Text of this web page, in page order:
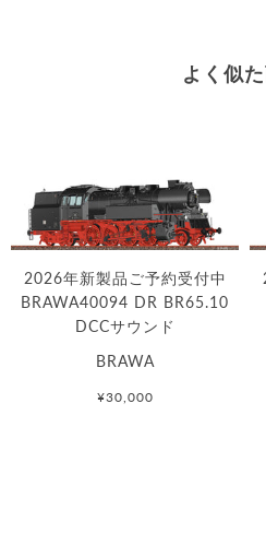
よく似
2026年新製品ご予約受付中
BRAWA40094 DR BR65.10
DCCサウンド
BRAWA
¥30,000